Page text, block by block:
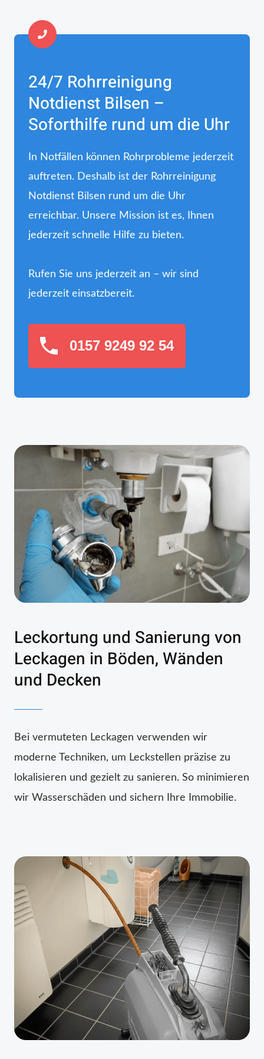
24/7 Rohrreinigung
Notdienst Bilsen –
Soforthilfe rund um die Uhr
In Notfällen können Rohrprobleme jederzeit
auftreten. Deshalb ist der Rohrreinigung
Notdienst Bilsen rund um die Uhr
erreichbar. Unsere Mission ist es, Ihnen
jederzeit schnelle Hilfe zu bieten.
Rufen Sie uns jederzeit an – wir sind
jederzeit einsatzbereit.
0157 9249 92 54
Leckortung und Sanierung von
Leckagen in Böden, Wänden
und Decken
Bei vermuteten Leckagen verwenden wir
moderne Techniken, um Leckstellen präzise zu
lokalisieren und gezielt zu sanieren. So minimieren
wir Wasserschäden und sichern Ihre Immobilie.